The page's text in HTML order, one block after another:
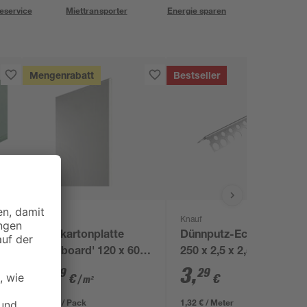
Miettransporter Energie sparen
Mengenrabatt
Gipskartonplatte
'Miniboard' 120 x 60 x
1,25 cm
79 €/ m²
4,89 € / Pack
Bestseller
Knauf
Dünnputz-Eckleiste
250 x 2,5 x 2,5 cm
3,29 €
1,32 € / Meter